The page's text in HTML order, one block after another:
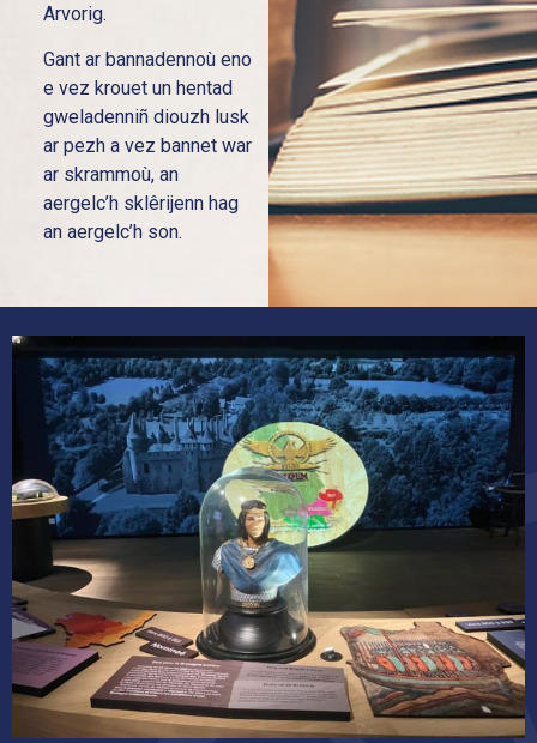
Arvorig.
Gant ar bannadennoù eno
e vez krouet un hentad
gweladenniñ diouzh lusk
ar pezh a vez bannet war
ar skrammoù, an
aergelc’h sklêrijenn hag
an aergelc’h son.